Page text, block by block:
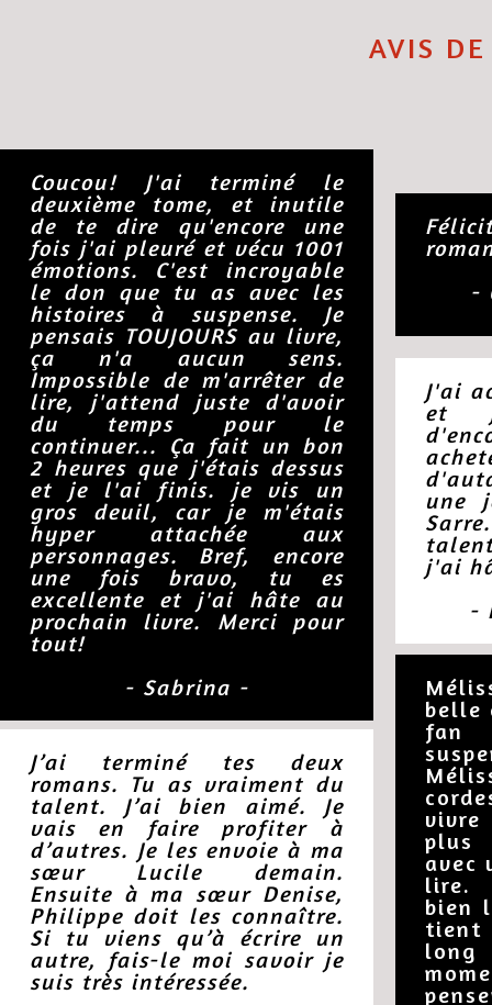
AVIS
Coucou! J'ai terminé le
deuxième tome, et inutile
de te dire qu'encore une
fois j'ai pleuré et vécu 1001
émotions. C'est incroyable
le don que tu as avec les
histoires à suspense. Je
pensais TOUJOURS au livre,
ça n'a aucun sens.
Impossible de m'arrêter de
lire, j'attend juste d'avoir
du temps pour le
continuer... Ça fait un bon
2 heures que j'étais dessus
et je l'ai finis. je vis un
gros deuil, car je m'étais
hyper attachée aux
personnages. Bref, encore
une fois bravo, tu es
excellente et j'ai hâte au
prochain livre. Merci pour
tout!
- Sabrina -
-
J'ai
et
une
j'ai
-
belle
fan
vivre
plus
avec
lire.
bien
tient
J’ai terminé tes deux
romans. Tu as vraiment du
talent. J’ai bien aimé. Je
vais en faire profiter à
d’autres. Je les envoie à ma
sœur Lucile demain.
Ensuite à ma sœur Denise,
Philippe doit les connaître.
Si tu viens qu’à écrire un
autre, fais-le moi savoir je
suis très intéressée.